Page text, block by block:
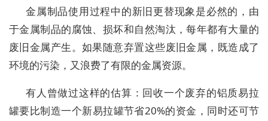
金属制品使用过程中的新旧更替现象是必然的，由
于金属制品的腐蚀、损坏和自然淘汰，每年都有大量的
废旧金属产生。如果随意弃置这些废旧金属，既造成了
环境的污染，又浪费了有限的金属资源。
有人曾做过这样的估算：回收一个废弃的铝质易拉
罐要比制造一个新易拉罐节省20%的资金，同时还可节